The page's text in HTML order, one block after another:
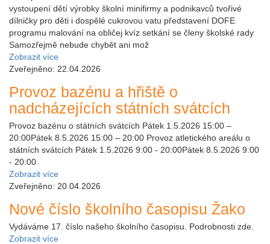
vystoupení dětí výrobky školní minifirmy a podnikavců tvořivé
dílničky pro děti i dospělé cukrovou vatu představení DOFE
programu malování na obličej kvíz setkání se členy školské rady
Samozřejmě nebude chybět ani mož
Zobrazit více
Zveřejněno: 22.04.2026
Provoz bazénu a hřiště o
nadcházejících státních svátcích
Provoz bazénu o státních svátcích Pátek 1.5.2026 15:00 –
20:00Pátek 8.5.2026 15:00 – 20:00 Provoz atletického areálu o
státních svátcích Pátek 1.5.2026 9:00 - 20:00Pátek 8.5.2026 9:00
- 20:00
Zobrazit více
Zveřejněno: 20.04.2026
Nové číslo školního časopisu Žako
Vydáváme 17. číslo našeho školního časopisu. Podrobnosti zde.
Zobrazit více